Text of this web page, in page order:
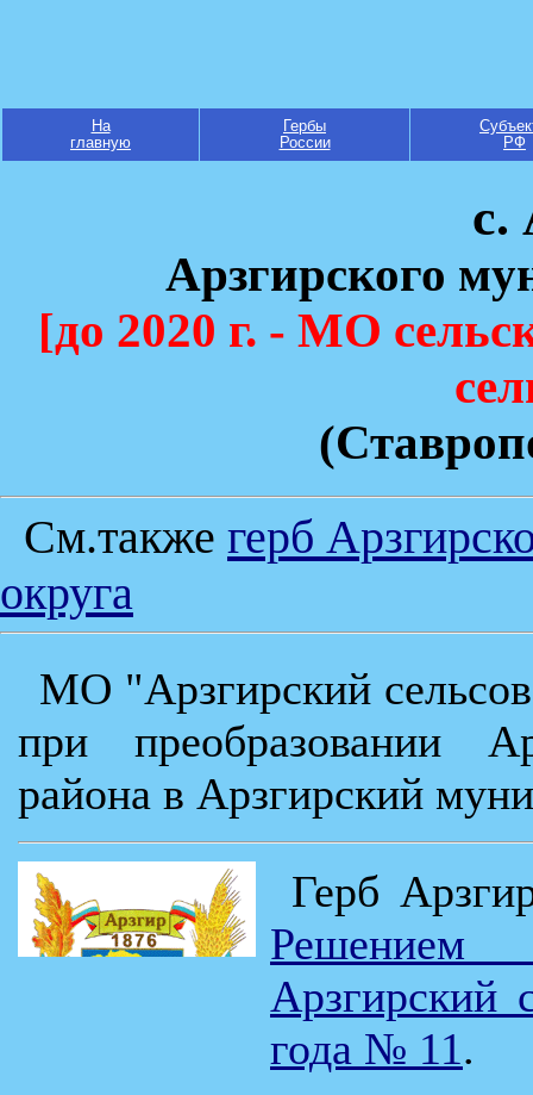
На
главную
Гербы
России
РФ
с.
Арзгирского
[до 2020 г. - МО
См.также герб
округа
МО "Арзгирский
при преобразовании
района в Арзгирский
Герб
Арзгирский
года № 11.